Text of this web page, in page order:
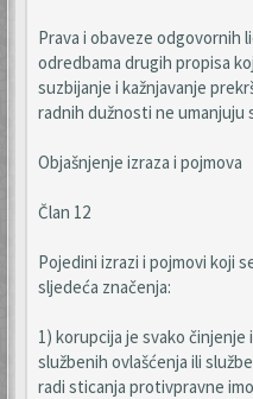
Prava i obaveze odgovornih
odredbama drugih propisa
suzbijanje i kažnjavanje
radnih dužnosti ne umanjuju
Objašnjenje izraza i pojmova
Član 12
Pojedini izrazi i pojmovi koji
sljedeća značenja:
1) korupcija je svako
službenih ovlašćenja ili
radi sticanja protivpravne